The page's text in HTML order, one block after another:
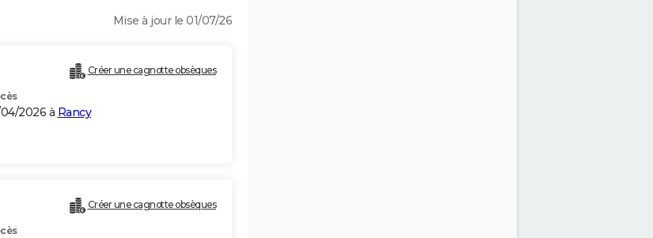
Mise à jour le 01/07/26
Créer une cagnotte obsèques
04/2026 à Rancy
Créer une cagnotte obsèques